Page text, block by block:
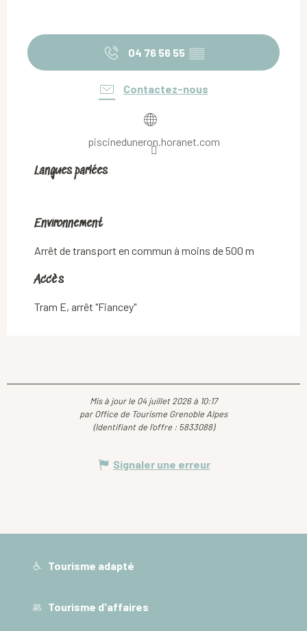
04 76 56 55 ▒▒
Contactez-nous
piscineduneron.horanet.com
Langues parlées
Langues parlées
Environnement
Environnement
Arrêt de transport en commun à moins de 500 m
Accès
Accès
Tram E, arrêt "Fiancey"
Mis à jour le 04 juillet 2026 à 10:17
par Office de Tourisme Grenoble Alpes
(Identifiant de l'offre : 5833088)
Signaler une erreur
Tourisme adapté
Tourisme d'affaires